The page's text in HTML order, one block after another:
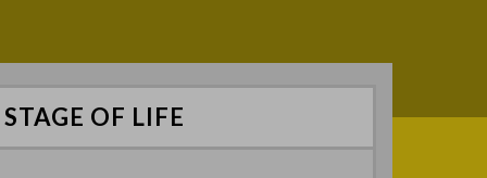
STAGE OF LIFE